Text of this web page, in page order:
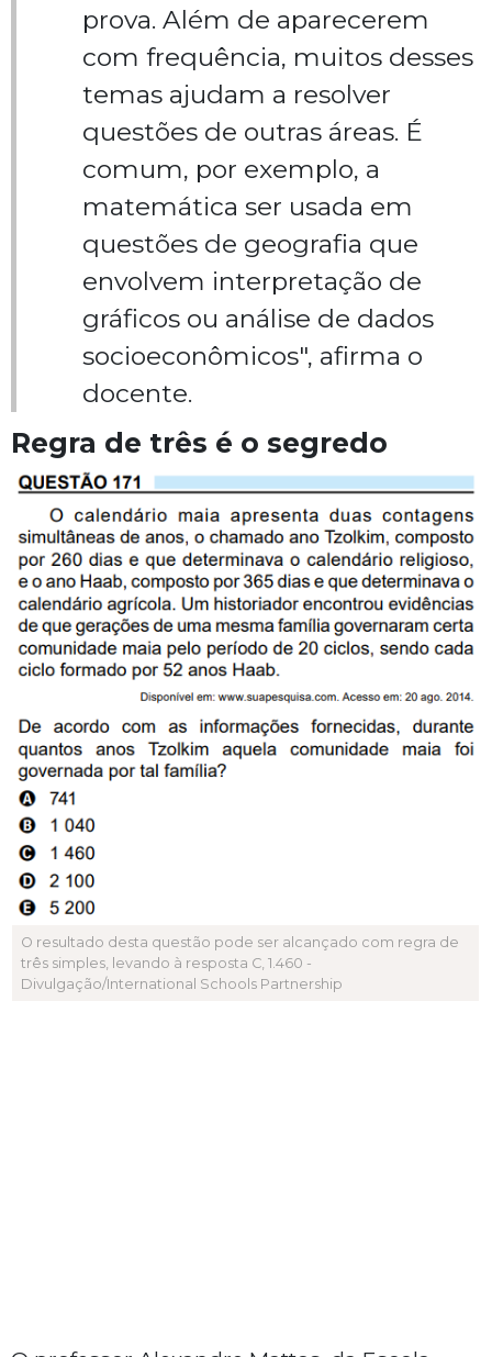
prova. Além de aparecerem
com frequência, muitos desses
temas ajudam a resolver
questões de outras áreas. É
comum, por exemplo, a
matemática ser usada em
questões de geografia que
envolvem interpretação de
gráficos ou análise de dados
socioeconômicos", afirma o
docente.
Regra de três é o segredo
O resultado desta questão pode ser alcançado com regra de
três simples, levando à resposta C, 1.460 -
Divulgação/International Schools Partnership